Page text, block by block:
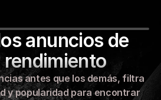
anuncios de
rendimiento
antes que los demás, filtra
y popularidad para encontrar